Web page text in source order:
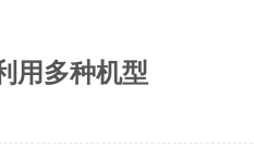
用多种机型